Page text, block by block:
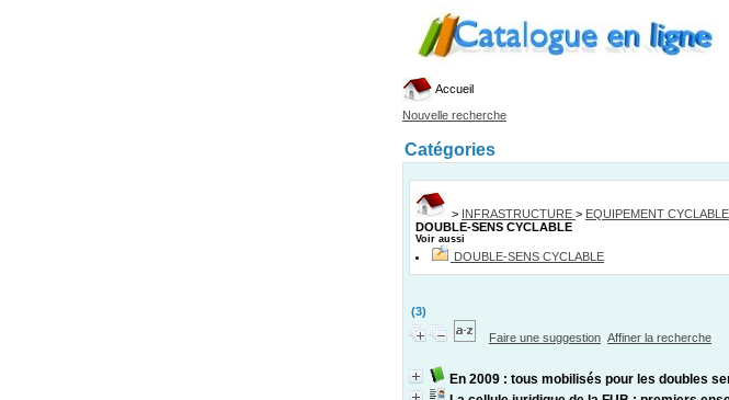
Accueil
Nouvelle recherche
Catégories
> INFRASTRUCTURE > EQUIPEMENT CYCLABLE
DOUBLE-SENS CYCLABLE
Voir aussi
DOUBLE-SENS CYCLABLE
(3)
Faire une suggestion Affiner la recherche
En 2009 : tous mobilisés pour les doubles